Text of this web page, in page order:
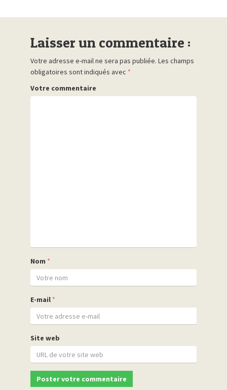
Laisser un commentaire :
Votre adresse e-mail ne sera pas publiée. Les champs
obligatoires sont indiqués avec *
Votre commentaire
Nom *
E-mail *
Site web